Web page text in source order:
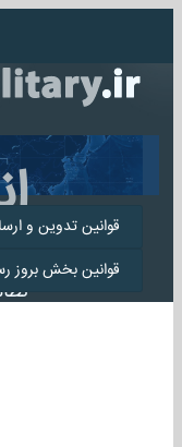
قوانین تدوین و
قوانین بخش بروز